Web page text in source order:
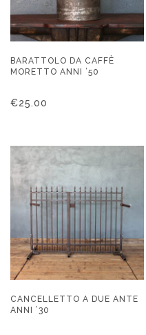
BARATTOLO DA CAFFÈ
MORETTO ANNI ’50
€25.00
CANCELLETTO A DUE ANTE
ANNI ’30